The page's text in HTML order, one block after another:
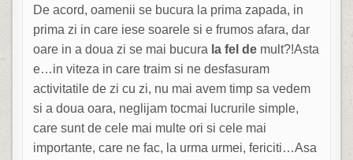
De acord, oamenii se bucura la prima zapada, in
prima zi in care iese soarele si e frumos afara, dar
oare in a doua zi se mai bucura la fel de mult?!Asta
e…in viteza in care traim si ne desfasuram
activitatile de zi cu zi, nu mai avem timp sa vedem
si a doua oara, neglijam tocmai lucrurile simple,
care sunt de cele mai multe ori si cele mai
importante, care ne fac, la urma urmei, fericiti…Asa